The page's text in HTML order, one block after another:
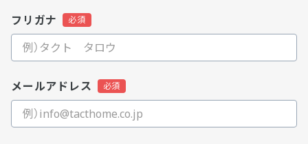
フリガナ
メールアドレス